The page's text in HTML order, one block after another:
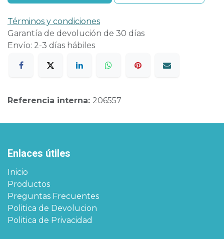
Términos y condiciones
Garantía de devolución de 30 días
Envío: 2-3 días hábiles
Referencia interna: 206557
Enlaces útiles
Inicio
Productos
Preguntas Frecuentes
Politica de Devolucion
Politica de Privacidad